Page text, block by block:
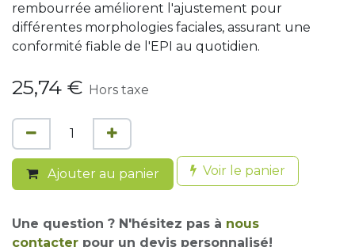
rembourrée améliorent l'ajustement pour
différentes morphologies faciales, assurant une
conformité fiable de l'EPI au quotidien.
25,74 € Hors taxe
Ajouter au panier Voir le panier
Une question ? N'hésitez pas à nous
contacter pour un devis personnalisé!